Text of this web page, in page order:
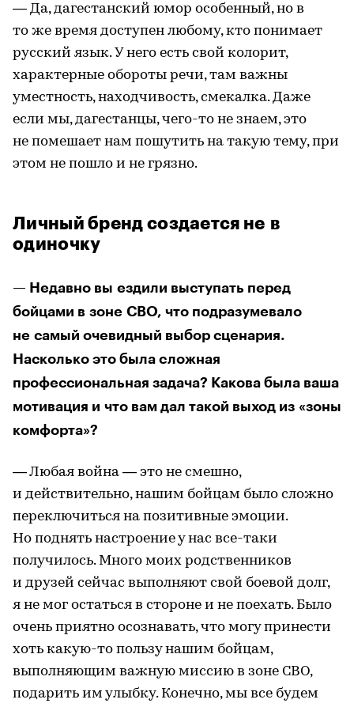
— Да, дагестанский юмор особенный, но в
то же время доступен любому, кто понимает
русский язык. У него есть свой колорит,
характерные обороты речи, там важны
уместность, находчивость, смекалка. Даже
если мы, дагестанцы, чего-то не знаем, это
не помешает нам пошутить на такую тему, при
этом не пошло и не грязно.
Личный бренд создается не в
одиночку
— Недавно вы ездили выступать перед
бойцами в зоне СВО, что подразумевало
не самый очевидный выбор сценария.
Насколько это была cложная
профессиональная задача? Какова была ваша
мотивация и что вам дал такой выход из «зоны
комфорта»?
— Любая война — это не смешно,
и ⁠действительно, нашим бойцам было сложно
переключиться на позитивные эмоции.
Но поднять настроение у нас все-таки
получилось. Много моих родственников
и друзей сейчас выполняют свой боевой долг,
я не мог остаться в стороне и не поехать. Было
очень приятно осознавать, что могу принести
хоть какую-то пользу нашим бойцам,
выполняющим важную миссию в зоне СВО,
подарить им улыбку. Конечно, мы все будем